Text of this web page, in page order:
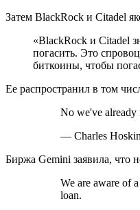
Затем BlackRock и Citadel
«BlackRock и Citadel
погасить. Это
биткоины, чтобы
Ее распространил в том
No we've already
— Charles
Биржа Gemini заявила, что
We are aware of
loan.